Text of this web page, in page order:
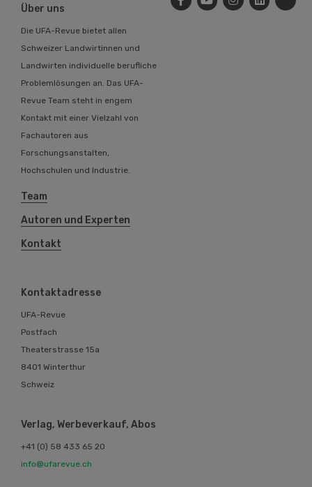
Über uns
Die UFA-Revue bietet allen
Schweizer Landwirtinnen und
Landwirten individuelle berufliche
Problemlösungen an. Das UFA-
Revue Team steht in engem
Kontakt mit einer Vielzahl von
Fachautoren aus
Forschungsanstalten,
Hochschulen und Industrie.
Team
Autoren und Experten
Kontakt
Kontaktadresse
UFA-Revue
Postfach
Theaterstrasse 15a
8401 Winterthur
Schweiz
Verlag, Werbeverkauf, Abos
+41 (0) 58 433 65 20
info@ufarevue.ch